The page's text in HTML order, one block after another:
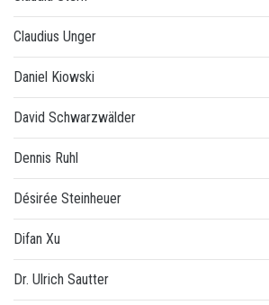
Claudius Unger
Daniel Kiowski
David Schwarzwälder
Dennis Ruhl
Désirée Steinheuer
Difan Xu
Dr. Ulrich Sautter